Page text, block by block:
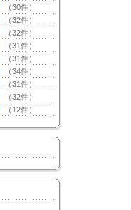
（30件）
（32件）
（32件）
（31件）
（31件）
（34件）
（31件）
（32件）
（12件）